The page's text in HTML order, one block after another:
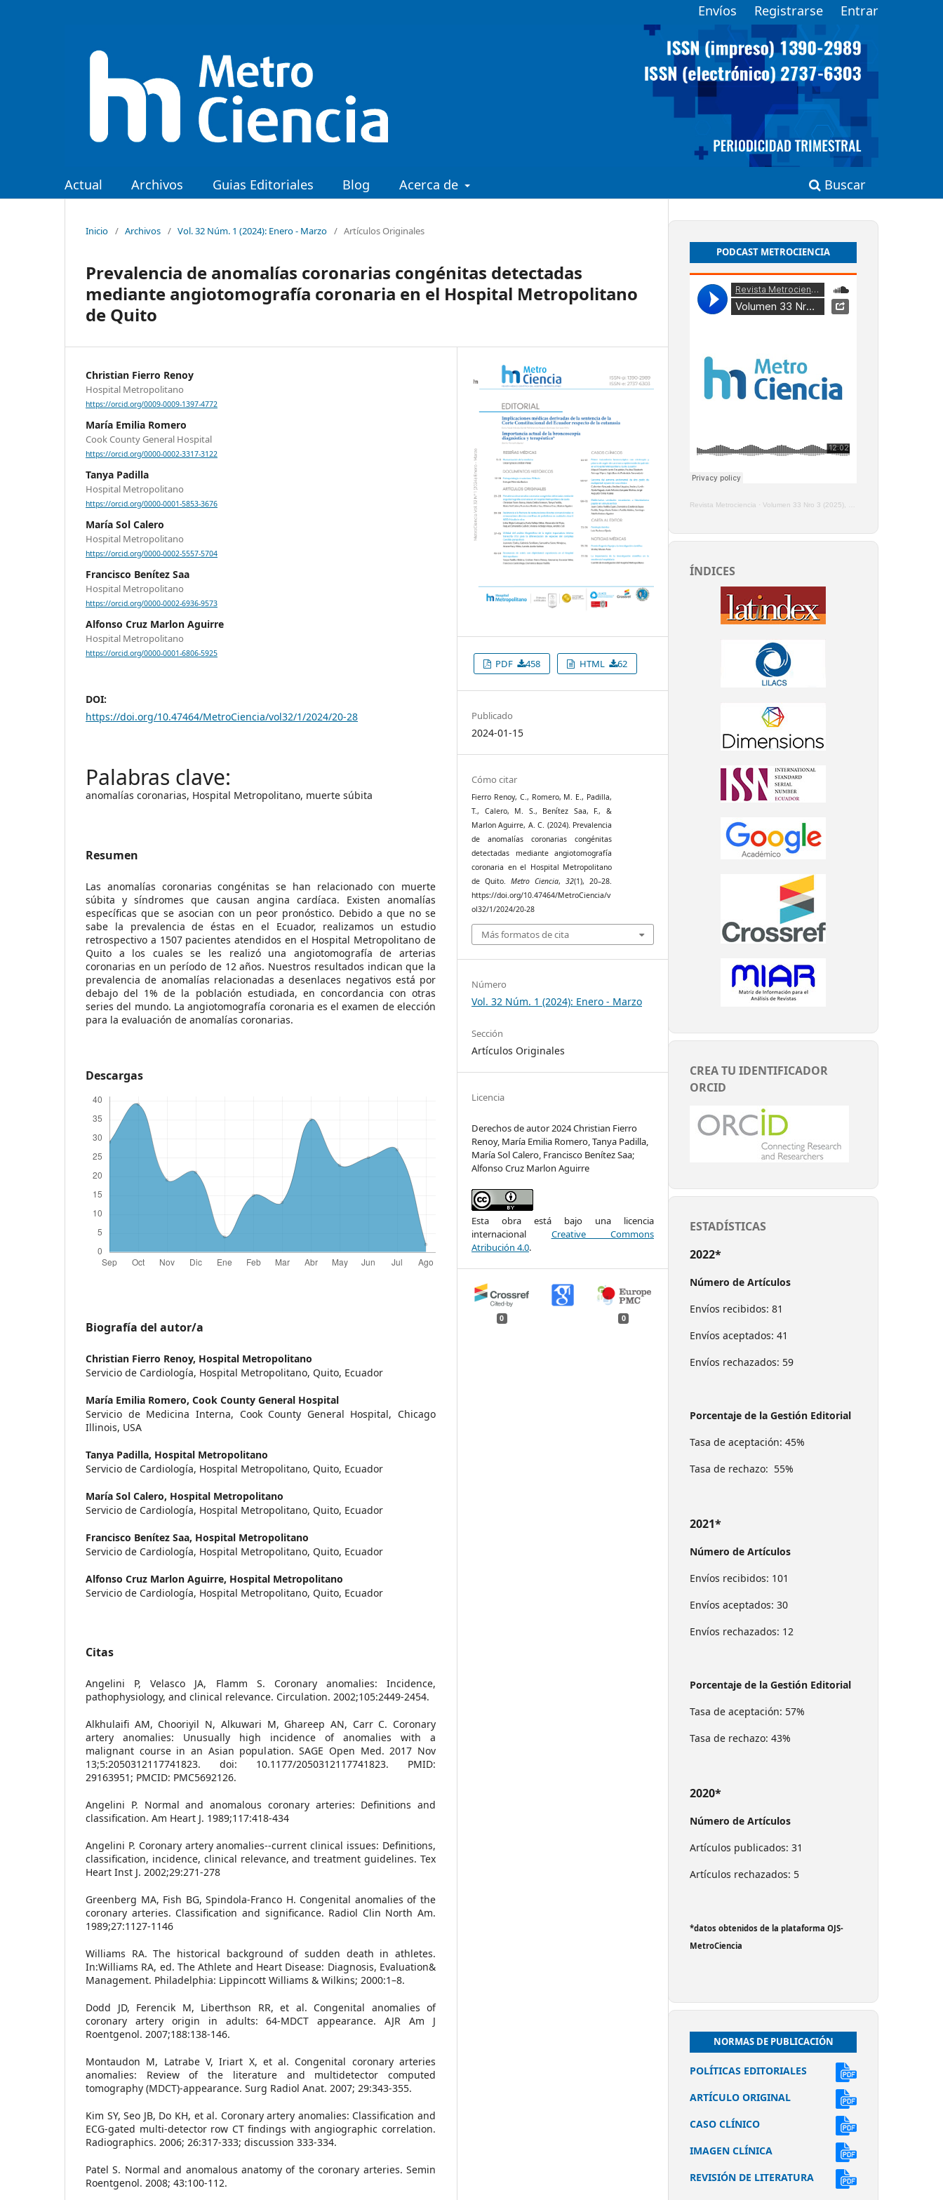
Actual Archivos Guias Editoriales Blog Acerca de Buscar
Envíos Registrarse Entrar
Inicio / Archivos / Vol. 32 Núm. 1 (2024): Enero - Marzo / Artículos Originales
Prevalencia de anomalías coronarias congénitas detectadas
mediante angiotomografía coronaria en el Hospital Metropolitano
de Quito
Christian Fierro Renoy
Hospital Metropolitano
https://orcid.org/0009-0009-1397-4772
María Emilia Romero
Cook County General Hospital
https://orcid.org/0000-0002-3317-3122
Tanya Padilla
Hospital Metropolitano
https://orcid.org/0000-0001-5853-3676
María Sol Calero
Hospital Metropolitano
https://orcid.org/0000-0002-5557-5704
Francisco Benítez Saa
Hospital Metropolitano
https://orcid.org/0000-0002-6936-9573
Alfonso Cruz Marlon Aguirre
Hospital Metropolitano
https://orcid.org/0000-0001-6806-5925
DOI:
https://doi.org/10.47464/MetroCiencia/vol32/1/2024/20-28
anomalías coronarias, Hospital Metropolitano, muerte súbita
Resumen
Las anomalías coronarias congénitas se han relacionado con muerte
súbita y síndromes que causan angina cardíaca. Existen anomalías
específicas que se asocian con un peor pronóstico. Debido a que no se
sabe la prevalencia de éstas en el Ecuador, realizamos un estudio
retrospectivo a 1507 pacientes atendidos en el Hospital Metropolitano de
Quito a los cuales se les realizó una angiotomografía de arterias
coronarias en un período de 12 años. Nuestros resultados indican que la
prevalencia de anomalías relacionadas a desenlaces negativos está por
debajo del 1% de la población estudiada, en concordancia con otras
series del mundo. La angiotomografía coronaria es el examen de elección
para la evaluación de anomalías coronarias.
Descargas
Biografía del autor/a
Christian Fierro Renoy, Hospital Metropolitano
Servicio de Cardiología, Hospital Metropolitano, Quito, Ecuador
María Emilia Romero, Cook County General Hospital
Servicio de Medicina Interna, Cook County General Hospital, Chicago
Illinois, USA
Tanya Padilla, Hospital Metropolitano
Servicio de Cardiología, Hospital Metropolitano, Quito, Ecuador
María Sol Calero, Hospital Metropolitano
Servicio de Cardiología, Hospital Metropolitano, Quito, Ecuador
Francisco Benítez Saa, Hospital Metropolitano
Servicio de Cardiología, Hospital Metropolitano, Quito, Ecuador
Alfonso Cruz Marlon Aguirre, Hospital Metropolitano
Servicio de Cardiología, Hospital Metropolitano, Quito, Ecuador
Citas
Angelini P, Velasco JA, Flamm S. Coronary anomalies: Incidence,
pathophysiology, and clinical relevance. Circulation. 2002;105:2449-2454.
Alkhulaifi AM, Chooriyil N, Alkuwari M, Ghareep AN, Carr C. Coronary
artery anomalies: Unusually high incidence of anomalies with a
malignant course in an Asian population. SAGE Open Med. 2017 Nov
13;5:2050312117741823. doi: 10.1177/2050312117741823. PMID:
29163951; PMCID: PMC5692126.
Angelini P. Normal and anomalous coronary arteries: Definitions and
classification. Am Heart J. 1989;117:418-434
Angelini P. Coronary artery anomalies--current clinical issues: Definitions,
classification, incidence, clinical relevance, and treatment guidelines. Tex
Heart Inst J. 2002;29:271-278
Greenberg MA, Fish BG, Spindola-Franco H. Congenital anomalies of the
coronary arteries. Classification and significance. Radiol Clin North Am.
1989;27:1127-1146
Williams RA. The historical background of sudden death in athletes.
In:Williams RA, ed. The Athlete and Heart Disease: Diagnosis, Evaluation&
Management. Philadelphia: Lippincott Williams & Wilkins; 2000:1–8.
Dodd JD, Ferencik M, Liberthson RR, et al. Congenital anomalies of
coronary artery origin in adults: 64-MDCT appearance. AJR Am J
Roentgenol. 2007;188:138-146.
Montaudon M, Latrabe V, Iriart X, et al. Congenital coronary arteries
anomalies: Review of the literature and multidetector computed
tomography (MDCT)-appearance. Surg Radiol Anat. 2007; 29:343-355.
Kim SY, Seo JB, Do KH, et al. Coronary artery anomalies: Classification and
ECG-gated multi-detector row CT findings with angiographic correlation.
Radiographics. 2006; 26:317-333; discussion 333-334.
Patel S. Normal and anomalous anatomy of the coronary arteries. Semin
Roentgenol. 2008; 43:100-112.
PDF 458 HTML 62
Publicado
2024-01-15
Cómo citar
Fierro Renoy, C., Romero, M. E., Padilla,
T., Calero, M. S., Benítez Saa, F., &
Marlon Aguirre, A. C. (2024). Prevalencia
de anomalías coronarias congénitas
detectadas mediante angiotomografía
coronaria en el Hospital Metropolitano
de Quito.Metro Ciencia,32(1), 20–28.
https://doi.org/10.47464/MetroCiencia/v
ol32/1/2024/20-28
Más formatos de cita
Número
Vol. 32 Núm. 1 (2024): Enero - Marzo
Sección
Artículos Originales
Licencia
Derechos de autor 2024 Christian Fierro
Renoy, María Emilia Romero, Tanya Padilla,
María Sol Calero, Francisco Benítez Saa;
Alfonso Cruz Marlon Aguirre
Esta obra está bajo una licencia
internacional Creative Commons
Atribución 4.0.
0 0
PODCAST METROCIENCIA
Revista Metrociencia · Volumen 33 Nro 3 (2025), Enero - Marzo
ÍNDICES
CREA TU IDENTIFICADOR
ORCID
ESTADÍSTICAS
2022*
Número de Artículos
Envíos recibidos: 81
Envíos aceptados: 41
Envíos rechazados: 59
Porcentaje de la Gestión Editorial
Tasa de aceptación: 45%
Tasa de rechazo: 55%
2021*
Número de Artículos
Envíos recibidos: 101
Envíos aceptados: 30
Envíos rechazados: 12
Porcentaje de la Gestión Editorial
Tasa de aceptación: 57%
Tasa de rechazo: 43%
2020*
Número de Artículos
Artículos publicados: 31
Artículos rechazados: 5
*datos obtenidos de la plataforma OJS-
MetroCiencia
NORMAS DE PUBLICACIÓN
POLÍTICAS EDITORIALES
ARTÍCULO ORIGINAL
CASO CLÍNICO
IMAGEN CLÍNICA
REVISIÓN DE LITERATURA